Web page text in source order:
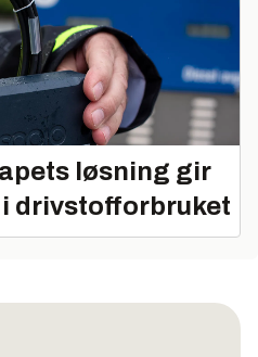
løsning gir
drivstofforbruket